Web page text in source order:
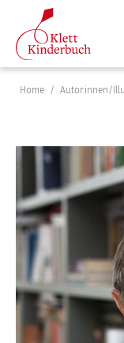
Home Autor:innen/